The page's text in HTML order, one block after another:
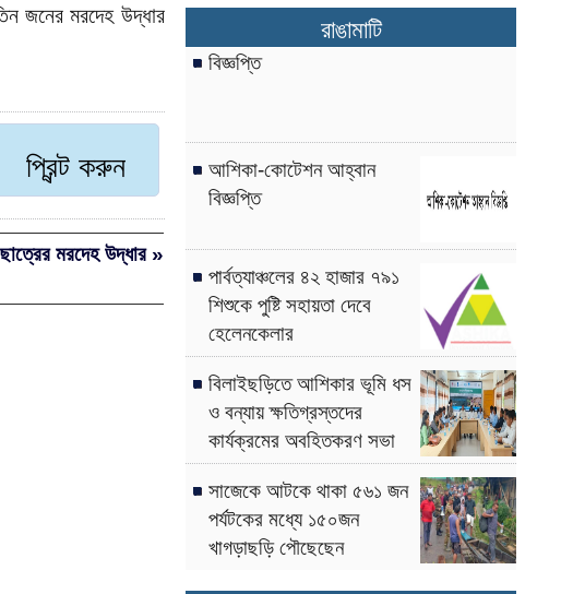
জনের মরদেহ উদ্ধার
প্রিন্ট করুন
মরদেহ উদ্ধার »
রাঙামাটি
বিজ্ঞপ্তি
আশিকা-কোটেশন আহ্বান
বিজ্ঞপ্তি
পার্বত্যাঞ্চলের ৪২ হাজার ৭৯১
শিশুকে পুষ্টি সহায়তা দেবে
হেলেনকেলার
বিলাইছড়িতে আশিকার ভূমি ধস
ও বন্যায় ক্ষতিগ্রস্তদের
কার্যক্রমের অবহিতকরণ সভা
সাজেকে আটকে থাকা ৫৬১ জন
পর্যটকের মধ্যে ১৫০জন
খাগড়াছড়ি পৌছেছেন